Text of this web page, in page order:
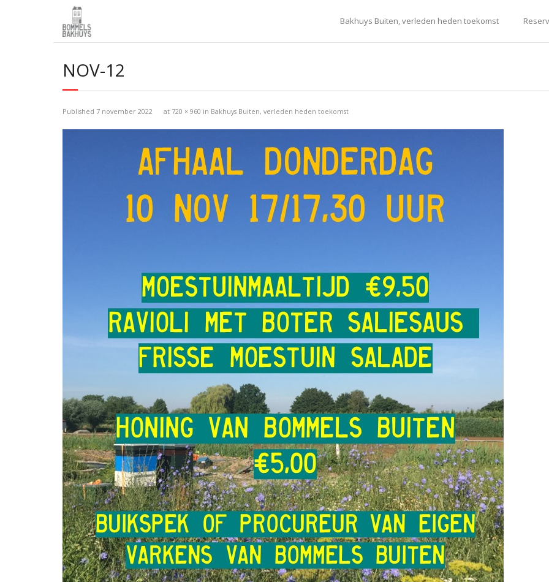
Bakhuys Buiten, verleden heden toekomst
NOV-12
Published 7 november 2022 at 720 × 960 in Bakhuys Buiten, verleden heden toekomst